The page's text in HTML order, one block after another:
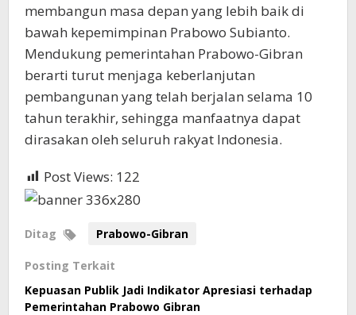
membangun masa depan yang lebih baik di
bawah kepemimpinan Prabowo Subianto.
Mendukung pemerintahan Prabowo-Gibran
berarti turut menjaga keberlanjutan
pembangunan yang telah berjalan selama 10
tahun terakhir, sehingga manfaatnya dapat
dirasakan oleh seluruh rakyat Indonesia.
Post Views: 122
Ditag Prabowo-Gibran
Posting Terkait
Kepuasan Publik Jadi Indikator Apresiasi terhadap
Pemerintahan Prabowo Gibran